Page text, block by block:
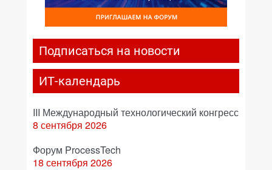
Подписаться на новости
ИТ-календарь
III Международный технологический конгресс
8 сентября 2026
Форум ProcessTech
18 сентября 2026